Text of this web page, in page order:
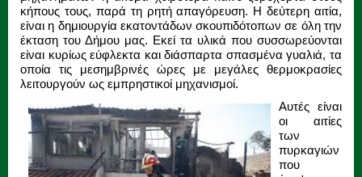
κήπους τους, παρά τη ρητή απαγόρευση. Η δεύτερη αιτία,
είναι η δημιουργία εκατοντάδων σκουπιδότοπων σε όλη την
έκταση του Δήμου μας. Εκεί τα υλικά που συσσωρεύονται
είναι κυρίως εύφλεκτα και διάσπαρτα σπασμένα γυαλιά, τα
οποία τις μεσημβρινές ώρες με μεγάλες θερμοκρασίες
λειτουργούν ως εμπρηστικοί μηχανισμοί.
Αυτές είναι
οι αιτίες
των
πυρκαγιών
που